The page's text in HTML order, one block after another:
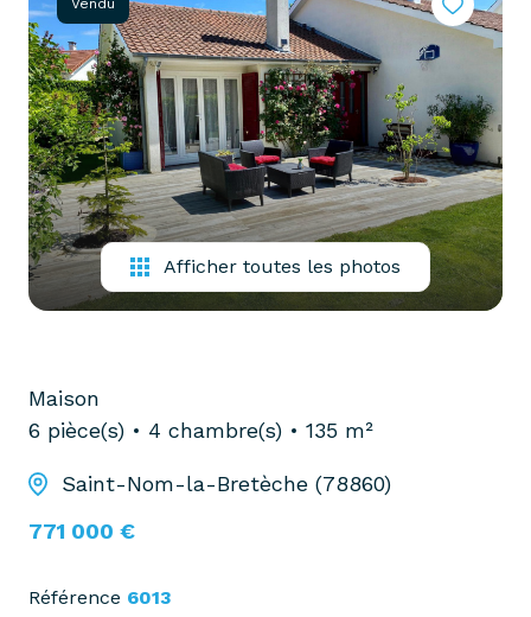
confiez-
nous
votre
recherche
acheter
biens
pro
louer
partenaires
gestion
locative
vendre
mon
bien
confiez-
nous
Vendu
Afficher toutes les photos
Maison
6 pièce(s)
4 chambre(s) 135 m²
Saint-Nom-la-Bretèche (78860)
771 000 €
Référence 6013